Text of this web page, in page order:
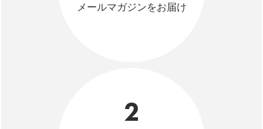
メールマガジンをお届け
2